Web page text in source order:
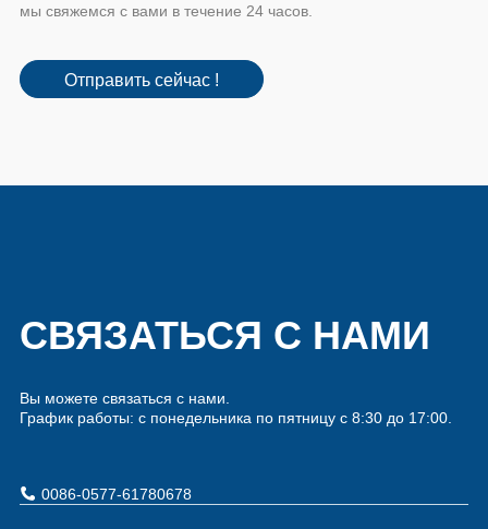
мы свяжемся с вами в течение 24 часов.
Отправить сейчас !
СВЯЗАТЬСЯ С НАМИ
Вы можете связаться с нами.
График работы: с понедельника по пятницу с 8:30 до 17:00.
0086-0577-61780678